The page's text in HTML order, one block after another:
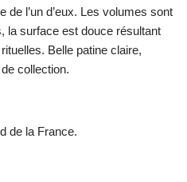
de l’un d’eux. Les volumes sont
la surface est douce résultant
Belle patine claire,
collection.
de la France.